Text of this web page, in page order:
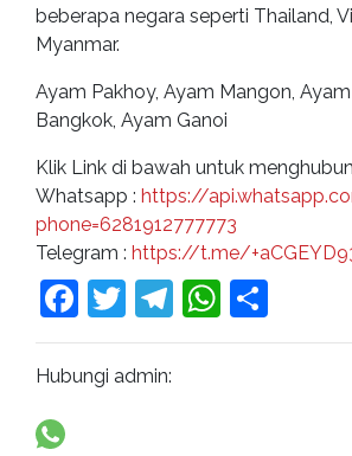
beberapa negara seperti Thailand,
Myanmar.
Ayam Pakhoy, Ayam Mangon,
Bangkok, Ayam Ganoi
Klik Link di bawah untuk
Whatsapp : https://
phone=6281912777773
Telegram : https://t.me/
Facebook
Twitter
Telegram
Hubungi admin: